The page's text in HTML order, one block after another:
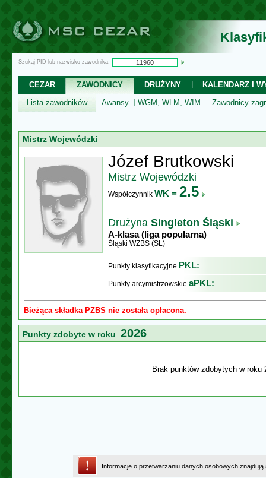
Szukaj PID lub nazwisko zawodnika:
CEZAR ZAWODNICY DRUŻYNY
KALENDARZ I
Lista zawodników
Awansy WGM, WLM, WIM Zawodnicy
Mistrz Wojewódzki
Józef Brutkowski
Mistrz Wojewódzki
Współczynnik WK = 2.5
Drużyna Singleton Śląski
A-klasa (liga popularna)
Śląski WZBS (SL)
Punkty klasyfikacyjne PKL:
Punkty arcymistrzowskie aPKL:
Bieżąca składka PZBS nie została opłacona.
Punkty zdobyte w roku 2026
Brak punktów zdobytych w roku
Informacje o przetwarzaniu danych osobowych